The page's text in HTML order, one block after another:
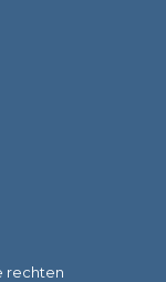
rechten